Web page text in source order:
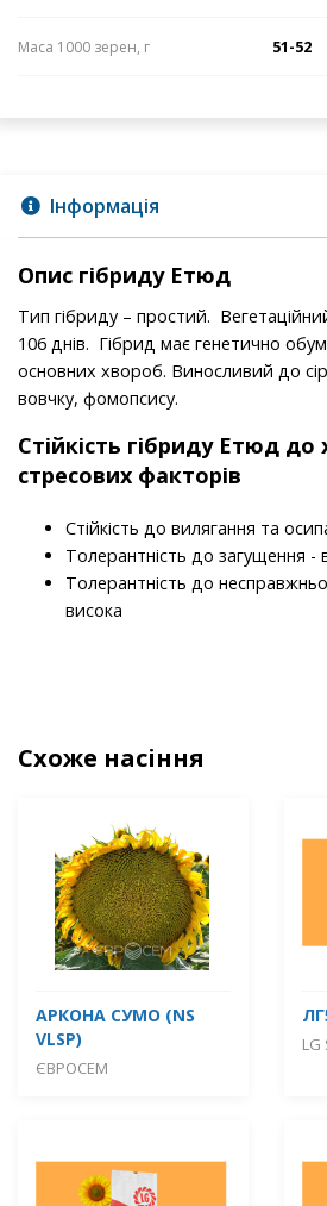
Маса 1000 зерен, г 51-52
Інформація
Опис гібриду Етюд
Тип гібриду – простий.
106 днів. Гібрид має генетично
основних хвороб. Виносливий до
вовчку, фомопсису.
Стійкість гібриду Етюд до
стресових факторів
Стійкість до вилягання та
Толерантність до загущення -
Толерантність до
висока
Схоже насіння
АРКОНА СУМО (NS
VLSP)
ЄВРОСЕМ
LG